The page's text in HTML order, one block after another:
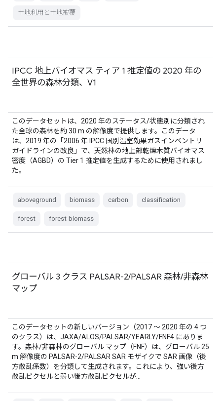
土地利用と土地被覆
IPCC 地上バイオマス ティア 1 推定値の 2020 年の
全世界の森林分類、V1
このデータセットは、2020 年のステータス/状態別に分類され
た全球の森林を約 30 m の解像度で提供します。このデータ
は、2019 年の「2006 年 IPCC 国別温室効果ガスインベントリ
ガイドラインの改良」で、天然林の地上部乾燥木質バイオマス
密度（AGBD）の Tier 1 推定値を生成するために使用されまし
た。
aboveground biomass carbon classification
forest forest-biomass
グローバル 3 クラス PALSAR-2/PALSAR 森林/非森林
マップ
このデータセットの新しいバージョン（2017 ～ 2020 年の 4 つ
のクラス）は、JAXA/ALOS/PALSAR/YEARLY/FNF4 にありま
す。森林/非森林のグローバル マップ（FNF）は、グローバル 25
m 解像度の PALSAR-2/PALSAR SAR モザイクで SAR 画像（後
方散乱係数）を分類して生成されます。これにより、強い後方
散乱ピクセルと弱い後方散乱ピクセルが…